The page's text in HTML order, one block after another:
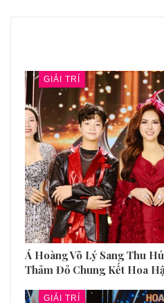
GIẢI TRÍ
Á Hoàng Võ Lý Sang Thu
Thảm Đỏ Chung Kết Hoa
GIẢI TRÍ